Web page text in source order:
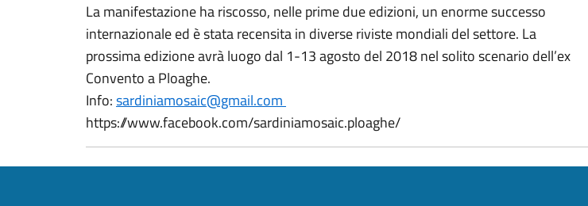
La manifestazione ha riscosso, nelle prime due edizioni, un enorme successo
internazionale ed è stata recensita in diverse riviste mondiali del settore. La
prossima edizione avrà luogo dal 1-13 agosto del 2018 nel solito scenario dell’ex
Convento a Ploaghe.
Info:sardiniamosaic@gmail.com
https://www.facebook.com/sardiniamosaic.ploaghe/